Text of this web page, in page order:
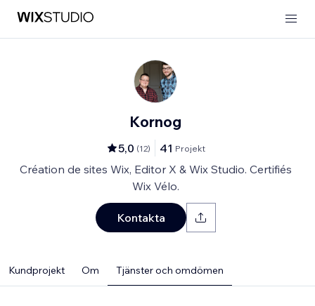
Kornog
5,0 (12) 41 Projekt
Création de sites Wix, Editor X & Wix Studio. Certifiés
Wix Vélo.
Kontakta
Kundprojekt Om Tjänster och omdömen